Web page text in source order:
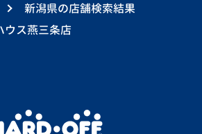
新潟県の店舗検索結果
ウス燕三条店